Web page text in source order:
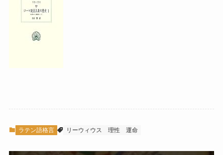
ラテン語格言 リーウィウス 理性 運命